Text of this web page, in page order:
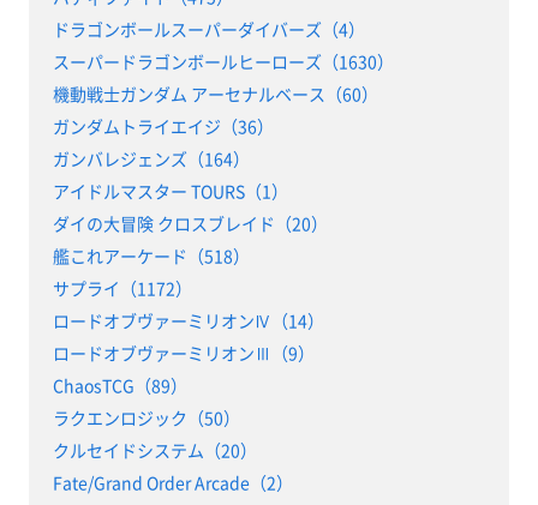
ドラゴンボールスーパーダイバーズ（4）
スーパードラゴンボールヒーローズ（1630）
機動戦士ガンダム アーセナルベース（60）
ガンダムトライエイジ（36）
ガンバレジェンズ（164）
アイドルマスター TOURS（1）
ダイの大冒険 クロスブレイド（20）
艦これアーケード（518）
サプライ（1172）
ロードオブヴァーミリオンⅣ（14）
ロードオブヴァーミリオンⅢ（9）
ChaosTCG（89）
ラクエンロジック（50）
クルセイドシステム（20）
Fate/Grand Order Arcade（2）